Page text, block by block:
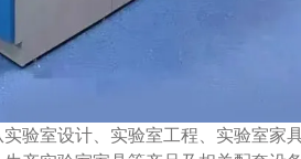
验室设计、实验室工程、实验室家